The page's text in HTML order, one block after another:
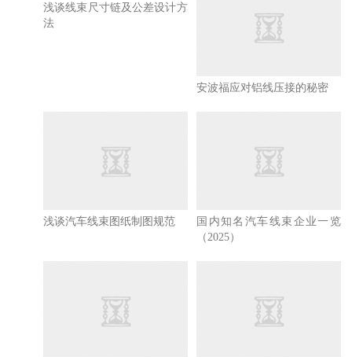
浅谈线束尺寸链及公差设计方
法
安波福应对铝线压接的秘密
国内知名汽车线束企业一览
（2025）